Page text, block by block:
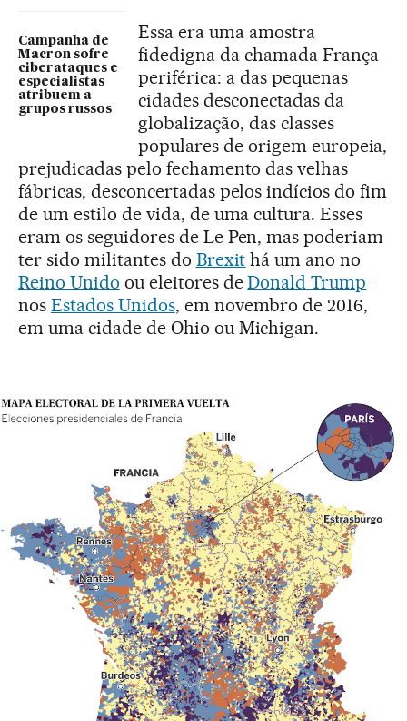
Campanha de
Macron sofre
ciberataques e
especialistas
atribuem a
grupos russos
Essa era uma amostra
fidedigna da chamada França
periférica: a das pequenas
cidades desconectadas da
globalização, das classes
populares de origem europeia,
prejudicadas pelo fechamento das velhas
fábricas, desconcertadas pelos indícios do fim
de um estilo de vida, de uma cultura. Esses
eram os seguidores de Le Pen, mas poderiam
ter sido militantes do Brexit há um ano no
Reino Unido ou eleitores deDonald Trump
nos Estados Unidos, em novembro de 2016,
em uma cidade de Ohio ou Michigan.